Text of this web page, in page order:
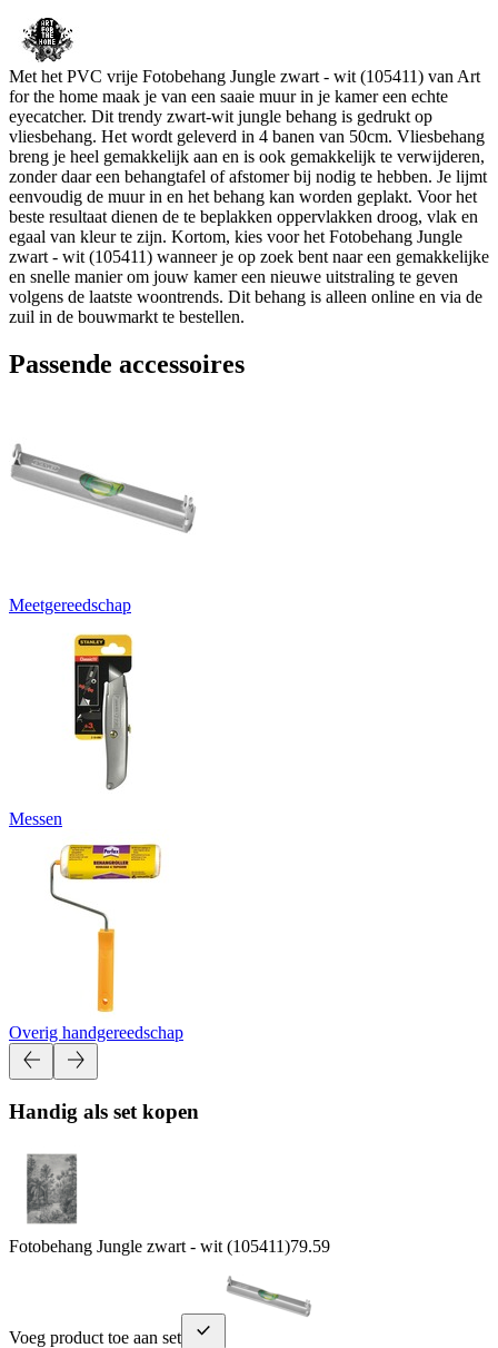
Met het PVC vrije Fotobehang Jungle zwart - wit (105411) van Art
for the home maak je van een saaie muur in je kamer een echte
eyecatcher. Dit trendy zwart-wit jungle behang is gedrukt op
vliesbehang. Het wordt geleverd in 4 banen van 50cm. Vliesbehang
breng je heel gemakkelijk aan en is ook gemakkelijk te verwijderen,
zonder daar een behangtafel of afstomer bij nodig te hebben. Je lijmt
eenvoudig de muur in en het behang kan worden geplakt. Voor het
beste resultaat dienen de te beplakken oppervlakken droog, vlak en
egaal van kleur te zijn. Kortom, kies voor het Fotobehang Jungle
zwart - wit (105411) wanneer je op zoek bent naar een gemakkelijke
en snelle manier om jouw kamer een nieuwe uitstraling te geven
volgens de laatste woontrends. Dit behang is alleen online en via de
zuil in de bouwmarkt te bestellen.
Passende accessoires
Meetgereedschap
Messen
Overig handgereedschap
Handig als set kopen
Fotobehang Jungle zwart - wit (105411)79.59
Voeg product toe aan set